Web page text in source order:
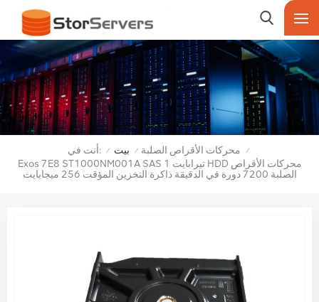
أنت في: / بيت / محركات الأقراص الصلبة /
Exos 7E8 ST1000NM001A SAS 1 تيرابايت HDD محركات الأقراص
الصلبة 7200 دورة في الدقيقة ذاكرة التخزين المؤقت 256 ميجابايت